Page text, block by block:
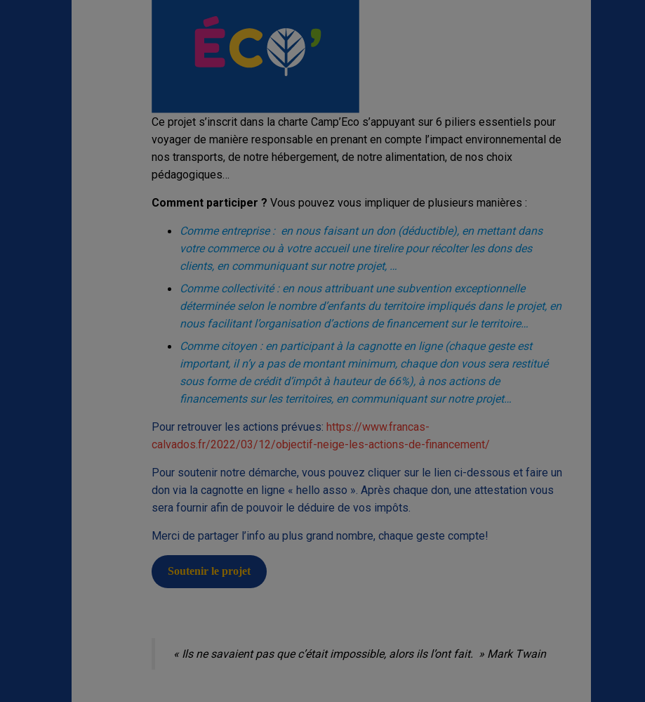
Ce projet s’inscrit dans la charte Camp’Eco s’appuyant sur 6 piliers essentiels pour
voyager de manière responsable en prenant en compte l’impact environnemental de
nos transports, de notre hébergement, de notre alimentation, de nos choix
pédagogiques…
Comment participer ? Vous pouvez vous impliquer de plusieurs manières :
Comme entreprise : en nous faisant un don (déductible), en mettant dans
votre commerce ou à votre accueil une tirelire pour récolter les dons des
clients, en communiquant sur notre projet, …
Comme collectivité : en nous attribuant une subvention exceptionnelle
déterminée selon le nombre d’enfants du territoire impliqués dans le projet, en
nous facilitant l’organisation d’actions de financement sur le territoire…
Comme citoyen : en participant à la cagnotte en ligne (chaque geste est
important, il n’y a pas de montant minimum, chaque don vous sera restitué
sous forme de crédit d’impôt à hauteur de 66%), à nos actions de
financements sur les territoires, en communiquant sur notre projet…
Pour retrouver les actions prévues: https://www.francas-
calvados.fr/2022/03/12/objectif-neige-les-actions-de-financement/
Pour soutenir notre démarche, vous pouvez cliquer sur le lien ci-dessous et faire un
don via la cagnotte en ligne « hello asso ». Après chaque don, une attestation vous
sera fournir afin de pouvoir le déduire de vos impôts.
Merci de partager l’info au plus grand nombre, chaque geste compte!
Soutenir le projet
« Ils ne savaient pas que c’était impossible, alors ils l’ont fait. » Mark Twain